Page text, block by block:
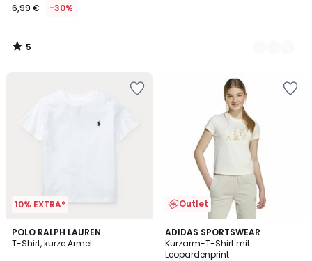
6,99 € -30%
5
/
10% EXTRA*
POLO RALPH LAUREN
T-Shirt, kurze Ärmel
4,1
/ 5
6
Farben
Outlet
ADIDAS SPORTSWEAR
Kurzarm-T-Shirt mit
Leopardenprint
4,3
/ 5
2
Farben